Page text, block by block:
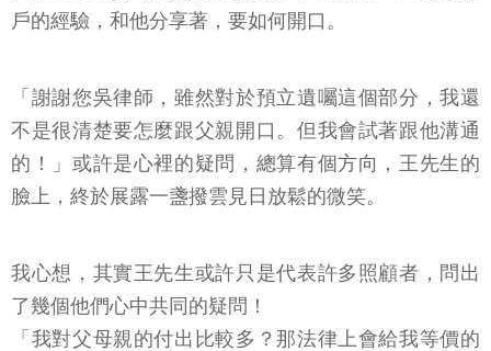
戶的經驗，和他分享著，要如何開口。
「謝謝您吳律師，雖然對於預立遺囑這個部分，我還
不是很清楚要怎麼跟父親開口。但我會試著跟他溝通
的！」或許是心裡的疑問，總算有個方向，王先生的
臉上，終於展露一盞撥雲見日放鬆的微笑。
我心想，其實王先生或許只是代表許多照顧者，問出
了幾個他們心中共同的疑問！
「我對父母親的付出比較多？那法律上會給我等價的